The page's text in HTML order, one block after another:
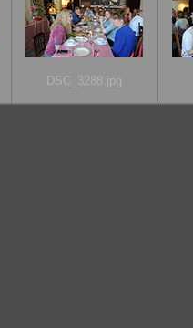
DSC_3288.jpg